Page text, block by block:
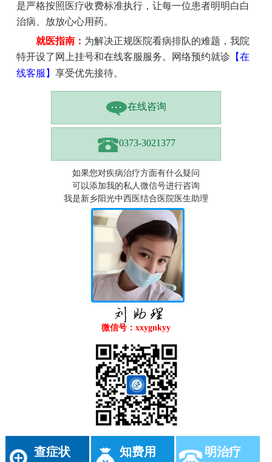
是严格按照医疗收费标准执行，让每一位患者明明白白
治病、放放心心用药。
就医指南： 为解决正规医院看病排队的难题，我院
特开设了网上挂号和在线客服服务。网络预约就诊【在
线客服】 享受优先接待。
在线咨询
0373-3021377
如果您对疾病治疗方面有什么疑问
可以添加我的私人微信号进行咨询
我是新乡阳光中西医结合医院医生助理
微信号：xxygnkyy
查症状 知费用 明治疗